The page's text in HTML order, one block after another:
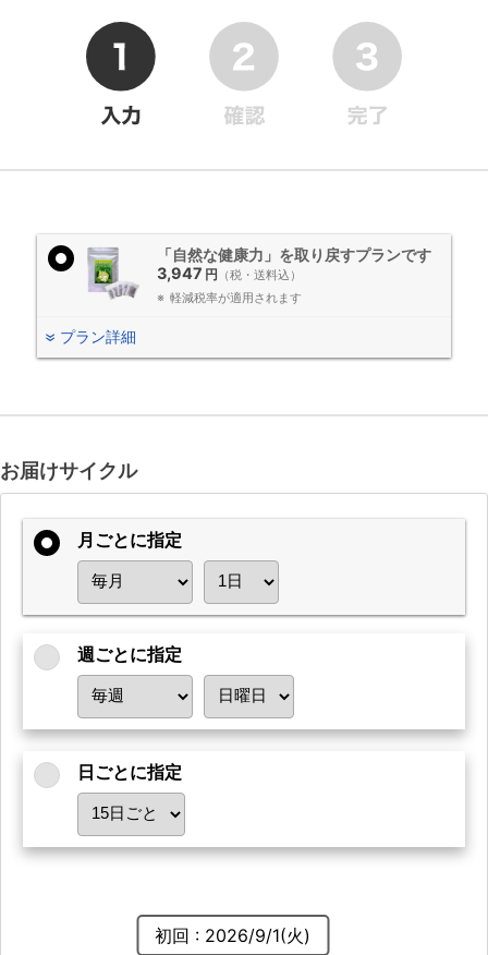
「自然な健康力」を取り戻すプランです
3,947 円
（税・送料込）
軽減税率が適用されます
プラン詳細
お届けサイクル
月ごとに指定
週ごとに指定
日ごとに指定
初回 : 2026/9/1(火)